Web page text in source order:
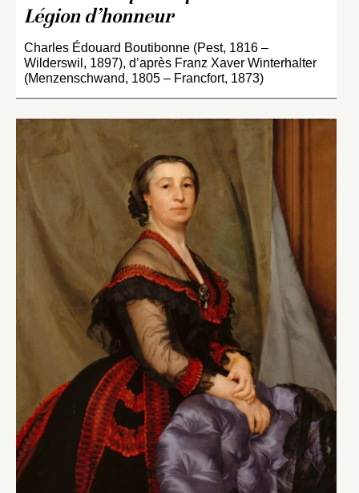
Légion d’honneur
Charles Édouard Boutibonne (Pest, 1816 –
Wilderswil, 1897), d’après Franz Xaver Winterhalter
(Menzenschwand, 1805 – Francfort, 1873)